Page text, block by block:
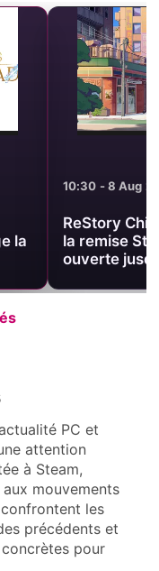
:
09:19 - 8 Aug
Halo
Waypoint
avec les
PC et
attention
à Steam,
mouvements
les
précédents et
pour